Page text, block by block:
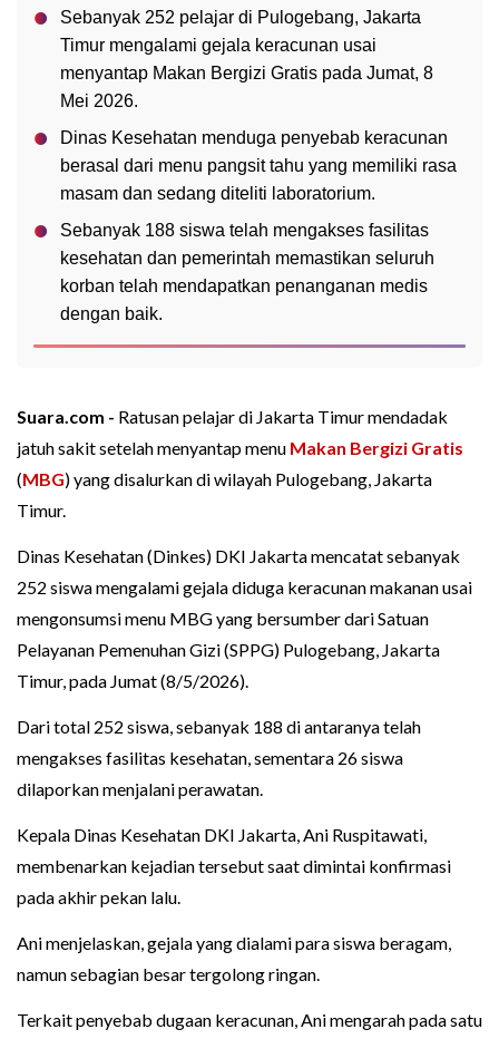
Sebanyak 252 pelajar di Pulogebang, Jakarta
Timur mengalami gejala keracunan usai
menyantap Makan Bergizi Gratis pada Jumat, 8
Mei 2026.
Dinas Kesehatan menduga penyebab keracunan
berasal dari menu pangsit tahu yang memiliki rasa
masam dan sedang diteliti laboratorium.
Sebanyak 188 siswa telah mengakses fasilitas
kesehatan dan pemerintah memastikan seluruh
korban telah mendapatkan penanganan medis
dengan baik.
Suara.com - Ratusan pelajar di Jakarta Timur mendadak
jatuh sakit setelah menyantap menu Makan Bergizi Gratis
(MBG) yang disalurkan di wilayah Pulogebang, Jakarta
Timur.
Dinas Kesehatan (Dinkes) DKI Jakarta mencatat sebanyak
252 siswa mengalami gejala diduga keracunan makanan usai
mengonsumsi menu MBG yang bersumber dari Satuan
Pelayanan Pemenuhan Gizi (SPPG) Pulogebang, Jakarta
Timur, pada Jumat (8/5/2026).
Dari total 252 siswa, sebanyak 188 di antaranya telah
mengakses fasilitas kesehatan, sementara 26 siswa
dilaporkan menjalani perawatan.
Kepala Dinas Kesehatan DKI Jakarta, Ani Ruspitawati,
membenarkan kejadian tersebut saat dimintai konfirmasi
pada akhir pekan lalu.
Ani menjelaskan, gejala yang dialami para siswa beragam,
namun sebagian besar tergolong ringan.
Terkait penyebab dugaan keracunan, Ani mengarah pada satu